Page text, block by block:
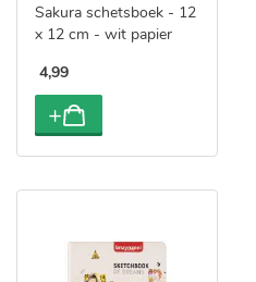
Sakura schetsboek - 12
x 12 cm - wit papier
4,99